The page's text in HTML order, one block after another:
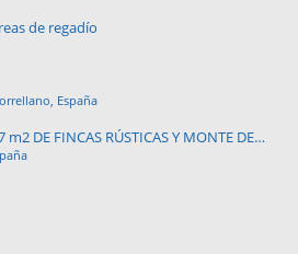
de regadío
España
m2 DE FINCAS RÚSTICAS Y MONTE DE